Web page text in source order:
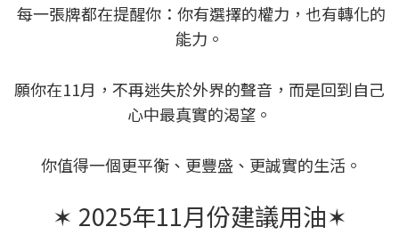
每一張牌都在提醒你：你有選擇的權力，也有轉化的
能力。
願你在11月，不再迷失於外界的聲音，而是回到自己
心中最真實的渴望。
你值得一個更平衡、更豐盛、更誠實的生活。
✶ 2025年11月份建議用油✶